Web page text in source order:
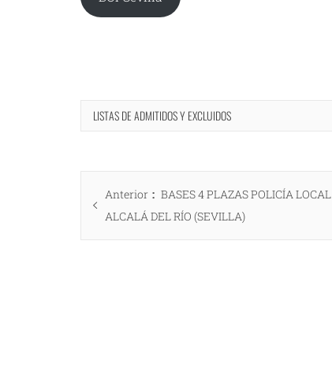
LISTAS DE ADMITIDOS Y EXCLUIDOS
Navegación
de Anterior
Entrada
anterior:
BASES 4 PLAZAS POLICÍA LOCAL
ALCALÁ DEL RÍO (SEVILLA)